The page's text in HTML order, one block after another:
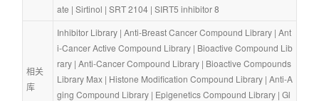
ate | Sirtinol | SRT 2104 | SIRT5 inhibitor 8
相关
库
Inhibitor Library | Anti-Breast Cancer Compound Library | Ant
i-Cancer Active Compound Library | Bioactive Compound Lib
rary | Anti-Cancer Compound Library | Bioactive Compounds
Library Max | Histone Modification Compound Library | Anti-A
ging Compound Library | Epigenetics Compound Library | Gl